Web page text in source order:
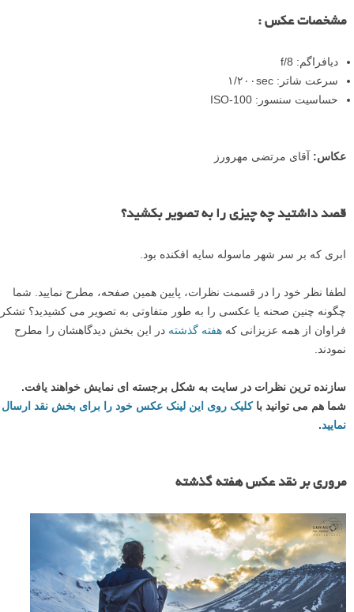
مشخصات عکس :
دیافراگم: f/8
سرعت شاتر: ۱/۲۰۰sec
حساسیت سنسور: ISO-100
عکاس: آقای مرتضی مهرورز
قصد داشتید چه چیزی را به تصویر بکشید؟
ابری که بر سر شهر ماسوله سایه افکنده بود.
لطفا نظر خود را در قسمت نظرات، پایین همین صفحه، مطرح نمایید. شما
چگونه چنین صحنه یا عکسی را به طور متفاوتی به تصویر می کشیدید؟ تشکر
فراوان از همه عزیزانی که هفته گذشته در این بخش دیدگاهشان را مطرح
نمودند.
سازنده ترین نظرات در سایت به شکل برجسته ای نمایش خواهند یافت.
شما هم می توانید باکلیک روی این لینک عکس خود را برای بخش نقد ارسال
نمایید.
مروری بر نقد عکس هفته گذشته